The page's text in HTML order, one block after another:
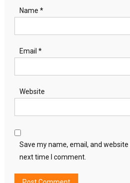
Name *
Email *
Website
Save my name, email, and
next time I comment.